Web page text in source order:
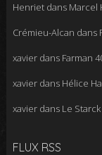
Henrietdans Marcel
Crémieu-Alcan dans
xavierdans Farman
xavierdans Hélice
xavierdans Le
FLUX RSS